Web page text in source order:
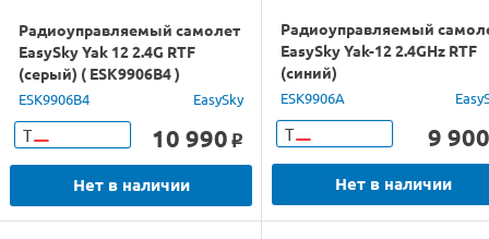
Радиоуправляемый самолет
EasySky Yak 12 2.4G RTF
(серый) ( ESK9906B4 )
ESK9906B4 EasySky
Т 10 990 o
Нет в наличии
Радиоуправляемый
EasySky Yak-12 2.4GHz RTF
(синий)
ESK9906A
Т 9 900
Нет в наличии